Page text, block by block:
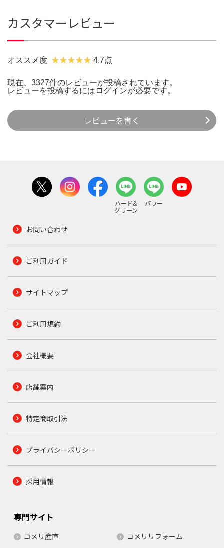
カスタマーレビュー
オススメ度 4.7点
現在、3327件のレビューが投稿されています。
レビューを投稿するには ログインが必要です。
レビューを書く
ハード&
グリーン
パワー
お問い合わせ
ご利用ガイド
サイトマップ
ご利用規約
会社概要
店舗案内
特定商取引法
プライバシーポリシー
採用情報
専門サイト
コメリ産直 コメリリフォーム